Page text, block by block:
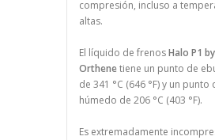
compresión, incluso a
altas.
El líquido de frenosHalo P1 by
Orthenetiene un punto de
de 341 °C (646 °F) y un
húmedo de 206 °C (403 °F).
Es extremadamente